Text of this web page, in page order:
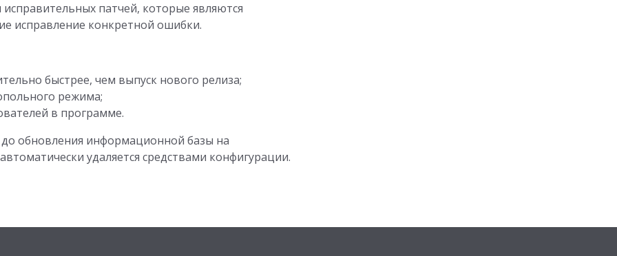
патчей, которые являются
исправление конкретной ошибки.
быстрее, чем выпуск нового релиза;
режима;
в программе.
обновления информационной базы на
удаляется средствами конфигурации.